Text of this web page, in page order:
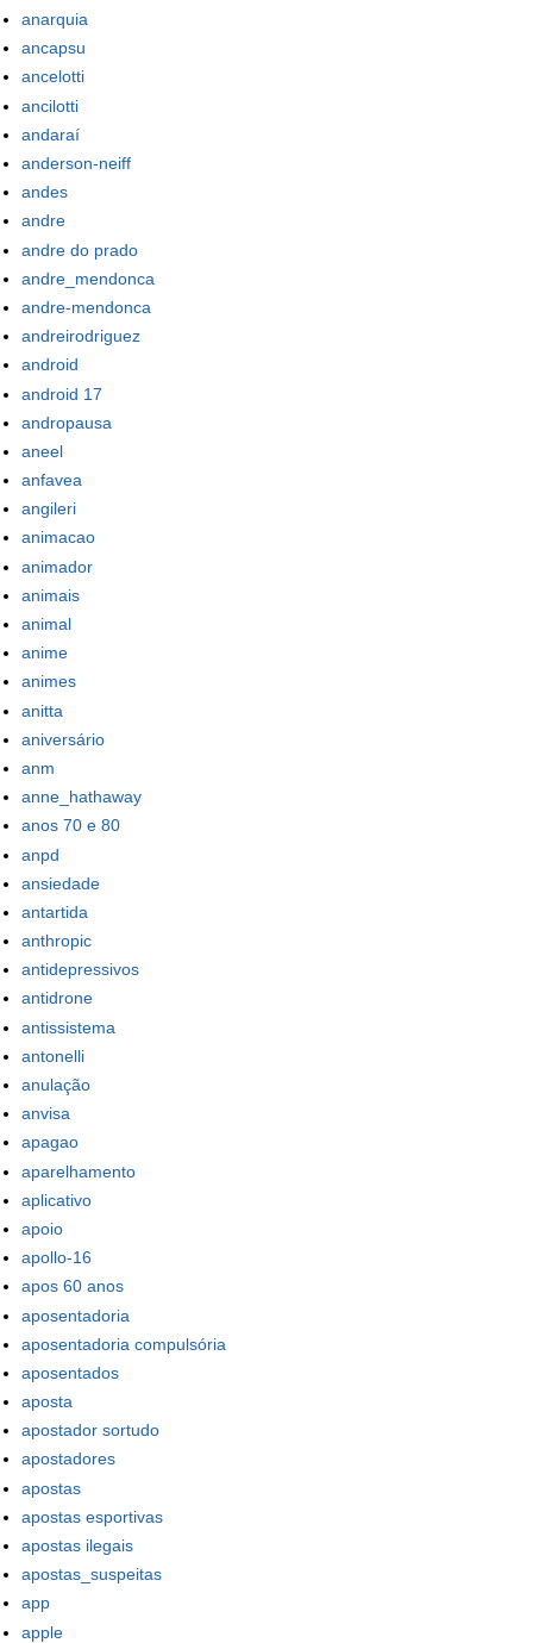
anarquia
ancapsu
ancelotti
ancilotti
andaraí
anderson-neiff
andes
andre
andre do prado
andre_mendonca
andre-mendonca
andreirodriguez
android
android 17
andropausa
aneel
anfavea
angileri
animacao
animador
animais
animal
anime
animes
anitta
aniversário
anm
anne_hathaway
anos 70 e 80
anpd
ansiedade
antartida
anthropic
antidepressivos
antidrone
antissistema
antonelli
anulação
anvisa
apagao
aparelhamento
aplicativo
apoio
apollo-16
apos 60 anos
aposentadoria
aposentadoria compulsória
aposentados
aposta
apostador sortudo
apostadores
apostas
apostas esportivas
apostas ilegais
apostas_suspeitas
app
apple